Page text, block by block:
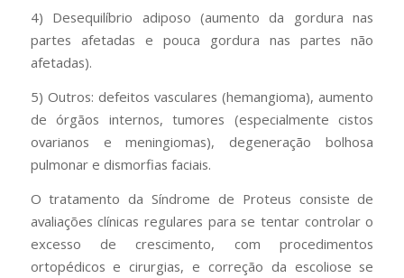
4) Desequilíbrio adiposo (aumento da gordura nas
partes afetadas e pouca gordura nas partes não
afetadas).
5) Outros: defeitos vasculares (hemangioma), aumento
de órgãos internos, tumores (especialmente cistos
ovarianos e meningiomas), degeneração bolhosa
pulmonar e dismorfias faciais.
O tratamento da Síndrome de Proteus consiste de
avaliações clínicas regulares para se tentar controlar o
excesso de crescimento, com procedimentos
ortopédicos e cirurgias, e correção da escoliose se